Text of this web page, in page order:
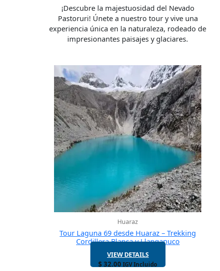
¡Descubre la majestuosidad del Nevado
Pastoruri! Únete a nuestro tour y vive una
experiencia única en la naturaleza, rodeado de
impresionantes paisajes y glaciares.
Huaraz
Tour Laguna 69 desde Huaraz – Trekking
Cordillera Blanca y Llanganuco
VIEW DETAILS
$ 32.00 IGV Incluido